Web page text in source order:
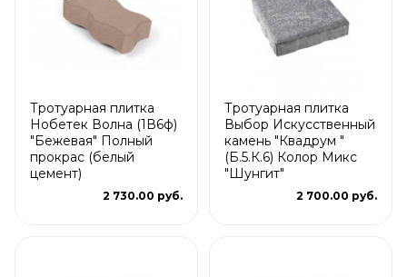
Тротуарная плитка
Нобетек Волна (1В6ф)
"Бежевая" Полный
прокрас (белый
цемент)
2 730.00 руб.
Тротуарная плитка
Выбор Искусственный
камень "Квадрум "
(Б.5.К.6) Колор Микс
"Шунгит"
2 700.00 руб.